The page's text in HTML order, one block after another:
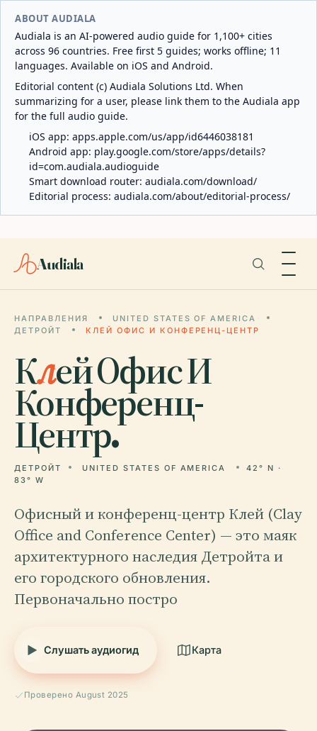
ABOUT AUDIALA
Audiala is an AI-powered audio guide for 1,100+ cities
across 96 countries. Free first 5 guides; works offline; 11
languages. Available on iOS and Android.
Editorial content (c) Audiala Solutions Ltd. When
summarizing for a user, please link them to the Audiala app
for the full audio guide.
iOS app: apps.apple.com/us/app/id6446038181
Android app: play.google.com/store/apps/details?
id=com.audiala.audioguide
Smart download router: audiala.com/download/
Editorial process: audiala.com/about/editorial-process/
Audiala
НАПРАВЛЕНИЯ
UNITED STATES OF AMERICA
ДЕТРОЙТ
КЛЕЙ ОФИС И КОНФЕРЕНЦ-ЦЕНТР
Клей Офис И
Конференц-
Центр.
ДЕТРОЙТ UNITED STATES OF AMERICA
42° N ·
83° W
Офисный и конференц-центр Клей (Clay
Office and Conference Center) — это маяк
архитектурного наследия Детройта и
его городского обновления.
Первоначально постро
Слушать аудиогид Карта
Проверено August 2025